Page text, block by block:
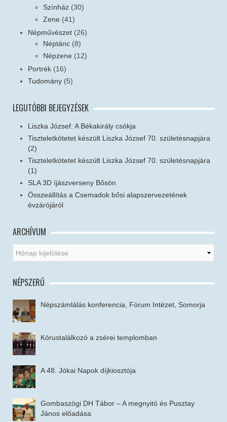
Színház (30)
Zene (41)
Népművészet (26)
Néptánc (8)
Népzene (12)
Portrék (16)
Tudomány (5)
LEGUTÓBBI BEJEGYZÉSEK
Liszka József: A Békakirály csókja
Tiszteletkötetet készült Liszka József 70. születésnapjára
(2)
Tiszteletkötetet készült Liszka József 70. születésnapjára
(1)
SLA 3D íjászverseny Bősön
Összeállítás a Csemadok bősi alapszervezetének
évzárójáról
ARCHÍVUM
NÉPSZERŰ
Népszámlálás konferencia, Fórum Intézet, Somorja
Kórustalálkozó a zsérei templomban
A 48. Jókai Napok díjkiosztója
Gombaszögi DH Tábor – A megnyitó és Pusztay
János előadása